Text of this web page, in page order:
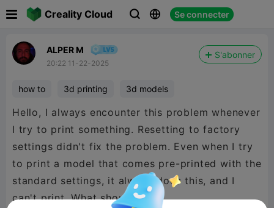
Creality Cloud   Se connecter
ALPER M
20:22 11-22-2025
S'abonner
how to 3d printing 3d models
Hello, I always encounter this problem whenever
I try to print something. Resetting to factory
settings didn't fix the problem. Even when I try
to print a model that comes pre-printed with the
standard settings, it always does this, and I
can't print. What should I do?